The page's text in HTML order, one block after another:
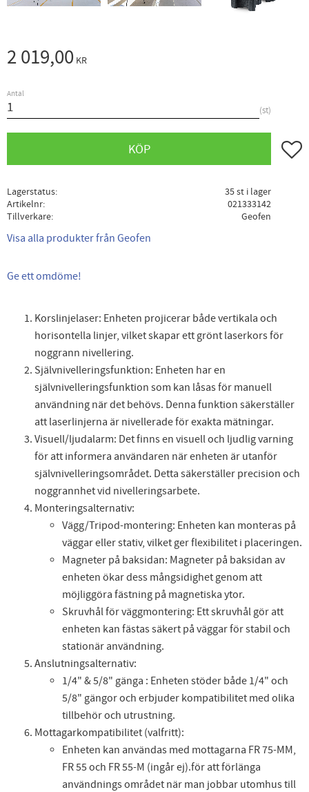
2 019,00 KR
Antal
st
KÖP Lägg
Lagerstatus
35 st i lager
Artikelnr
021333142
Tillverkare
Geofen
Visa alla produkter från Geofen
Ge ett omdöme!
Korslinjelaser: Enheten projicerar både vertikala och
horisontella linjer, vilket skapar ett grönt laserkors för
noggrann nivellering.
Självnivelleringsfunktion: Enheten har en
självnivelleringsfunktion som kan låsas för manuell
användning när det behövs. Denna funktion säkerställer
att laserlinjerna är nivellerade för exakta mätningar.
Visuell/ljudalarm: Det finns en visuell och ljudlig varning
för att informera användaren när enheten är utanför
självnivelleringsområdet. Detta säkerställer precision och
noggrannhet vid nivelleringsarbete.
Monteringsalternativ:
Vägg/Tripod-montering: Enheten kan monteras på
väggar eller stativ, vilket ger flexibilitet i placeringen.
Magneter på baksidan: Magneter på baksidan av
enheten ökar dess mångsidighet genom att
möjliggöra fästning på magnetiska ytor.
Skruvhål för väggmontering: Ett skruvhål gör att
enheten kan fästas säkert på väggar för stabil och
stationär användning.
Anslutningsalternativ:
1/4" & 5/8" gänga : Enheten stöder både 1/4" och
5/8" gängor och erbjuder kompatibilitet med olika
tillbehör och utrustning.
Mottagarkompatibilitet (valfritt):
Enheten kan användas med mottagarna FR 75-MM,
FR 55 och FR 55-M (ingår ej).för att förlänga
användnings området när man jobbar utomhus till